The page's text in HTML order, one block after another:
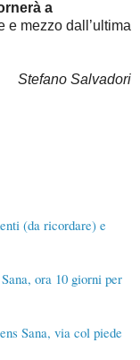
a
e mezzo dall’ultima
Stefano Salvadori
(da ricordare) e
ora 10 giorni per
Sana, via col piede